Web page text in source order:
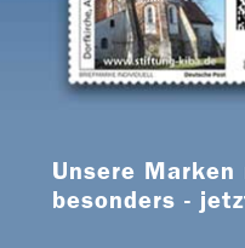
Unsere
besonders -